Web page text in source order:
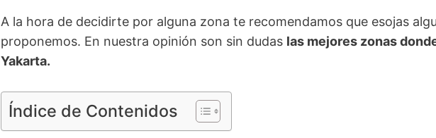
A la hora de decidirte por alguna zona te recomendamos que esojas
proponemos. En nuestra opinión son sin dudas las mejores zonas
Yakarta.
Índice de Contenidos